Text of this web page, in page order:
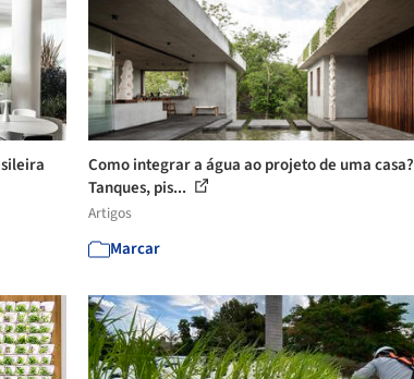
Como integrar a água ao projeto de uma casa?
Tanques, pis...
Artigos
Marcar